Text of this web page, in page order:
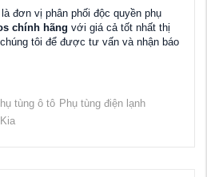
là đơn vị phân phối độc quyền phụ
chính hãng với giá cả tốt nhất thị
tôi để được tư vấn và nhận báo
tùng ô tô Phụ tùng điện lạnh